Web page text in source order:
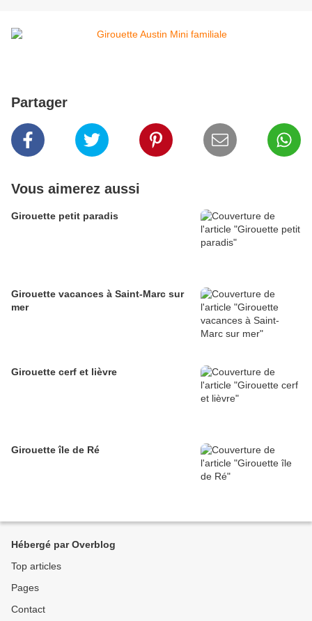
Partager
Vous aimerez aussi
Girouette petit paradis
Girouette vacances à Saint-Marc sur
mer
Girouette cerf et lièvre
Girouette île de Ré
Hébergé par Overblog
Top articles
Pages
Contact